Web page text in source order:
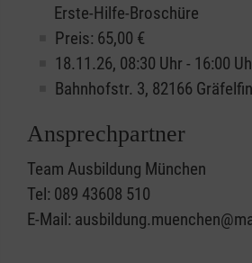
Erste-Hilfe-Broschüre
Preis: 65,00 €
18.11.26, 08:30 Uhr - 16:00
Bahnhofstr. 3, 82166
Ansprechpartner
Team Ausbildung München
Tel: 089 43608 510
E-Mail: